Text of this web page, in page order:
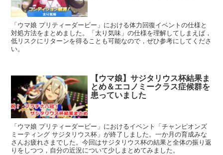
「ウマ娘 プリティーダービー」における体力回復イベントの仕様と
対処方法をまとめました。「太り気味」の仕様を理解してしまえば，
低リスクにリターンを得ることも可能なので，ぜひ参考にしてくださ
い。
【ウマ娘】サジタリウス杯結果ま
とめ＆エコノミークラス症候群を
患っていました
「ウマ娘 プリティーダービー」におけるイベント「チャンピオンズ
ミーティング サジタリウス杯」が終了しました。一か月の育成みな
さんお疲れさまでした。今回はサジタリウス杯の結果と全体の振り返
りをしつつ，自分の近況について少しまとめてみました。